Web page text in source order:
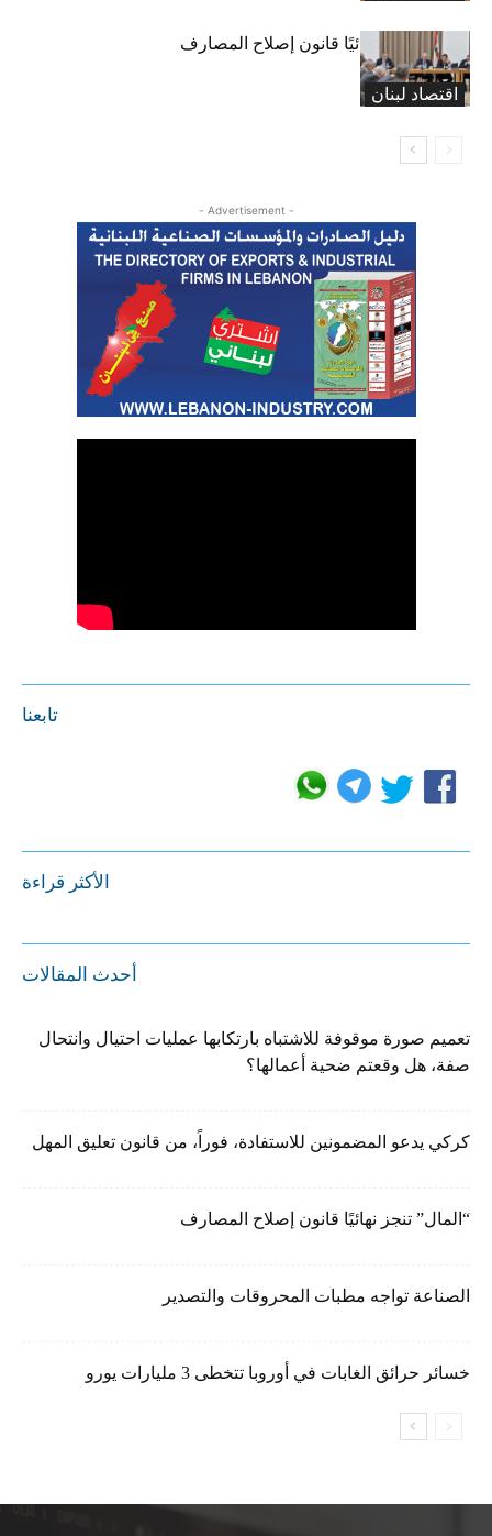
اقتصاد لبنان
“المال” تنجز نهائيًا قانون إصلاح المصارف
- Advertisement -
تابعنا
الأكثر قراءة
أحدث المقالات
تعميم صورة موقوفة للاشتباه بارتكابها عمليات احتيال وانتحال
صفة، هل وقعتم ضحية أعمالها؟
كركي يدعو المضمونين للاستفادة، فوراً، من قانون تعليق المهل
“المال” تنجز نهائيًا قانون إصلاح المصارف
الصناعة تواجه مطبات المحروقات والتصدير
خسائر حرائق الغابات في أوروبا تتخطى 3 مليارات يورو